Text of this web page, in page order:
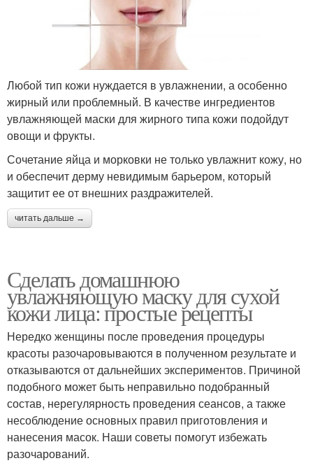
Любой тип кожи нуждается в увлажнении, а особенно
жирный или проблемный. В качестве ингредиентов
увлажняющей маски для жирного типа кожи подойдут
овощи и фрукты.
Сочетание яйца и морковки не только увлажнит кожу, но
и обеспечит дерму невидимым барьером, который
защитит ее от внешних раздражителей.
читать дальше →
Сделать домашнюю
увлажняющую маску для сухой
кожи лица: простые рецепты
Нередко женщины после проведения процедуры
красоты разочаровываются в полученном результате и
отказываются от дальнейших экспериментов. Причиной
подобного может быть неправильно подобранный
состав, нерегулярность проведения сеансов, а также
несоблюдение основных правил приготовления и
нанесения масок. Наши советы помогут избежать
разочарований.